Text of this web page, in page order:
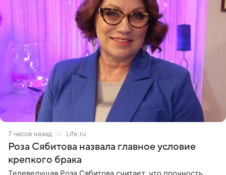
7 часов назад Life.ru
Роза Сябитова назвала главное условие
крепкого брака